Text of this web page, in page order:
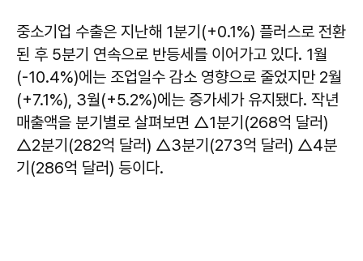
중소기업 수출은 지난해 1분기(+0.1%) 플러스로 전환
된 후 5분기 연속으로 반등세를 이어가고 있다. 1월
(-10.4%)에는 조업일수 감소 영향으로 줄었지만 2월
(+7.1%), 3월(+5.2%)에는 증가세가 유지됐다. 작년
매출액을 분기별로 살펴보면 △1분기(268억 달러)
△2분기(282억 달러) △3분기(273억 달러) △4분
기(286억 달러) 등이다.